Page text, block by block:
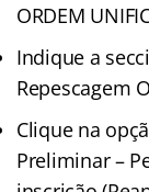
ORDEM
Indique a
Repescagem
Clique na
Preliminar –